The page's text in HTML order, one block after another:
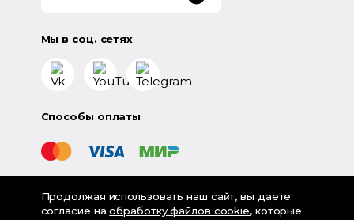
Мы в соц. сетях
Способы оплаты
©2026«LampsShop» - интернет-магазин люстр и
Продолжая использовать наш сайт, вы даете
согласие наобработку файлов cookie, которые